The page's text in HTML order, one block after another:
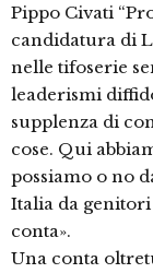
Pippo Civati
candidatura di
nelle tifoserie
leaderismi
supplenza di
cose. Qui
possiamo o no
Italia da
conta».
Una conta